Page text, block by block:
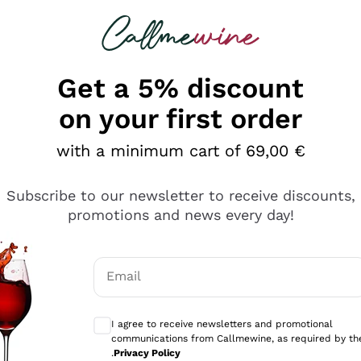
looking for
diversi e con un ampio range di prezzo. Le
Get a 5% discount
on your first order
with a minimum cart of 69,00 €
Subscribe to our newsletter to receive discounts,
promotions and news every day!
Email
I agree to receive newsletters and promotional
communications from Callmewine, as required by
.Privacy Policy